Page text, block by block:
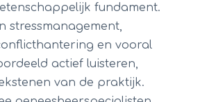
fundament.
stressmanagement,
en vooral
actief luisteren,
van de praktijk.